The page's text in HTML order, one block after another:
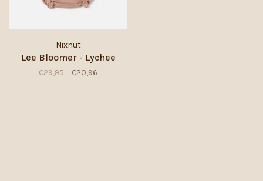
Nixnut
Lee Bloomer - Lychee
€29,95 €20,96